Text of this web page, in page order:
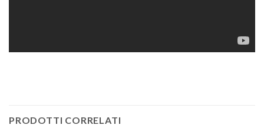
PRODOTTI CORRELATI